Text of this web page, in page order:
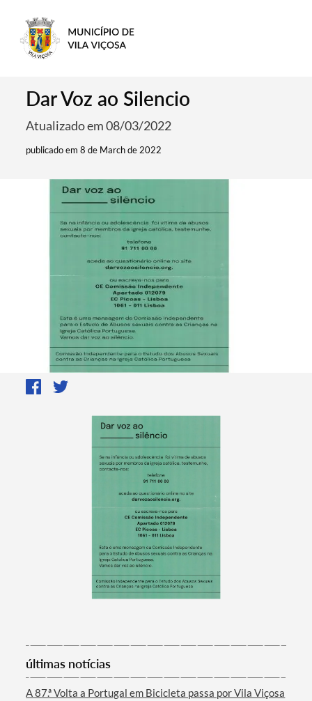
Termo de Pesquisa
Dar Voz ao Silencio
Atualizado em 08/03/2022
publicado em 8 de March de 2022
últimas notícias
A 87.ª Volta a Portugal em Bicicleta passa por Vila Viçosa